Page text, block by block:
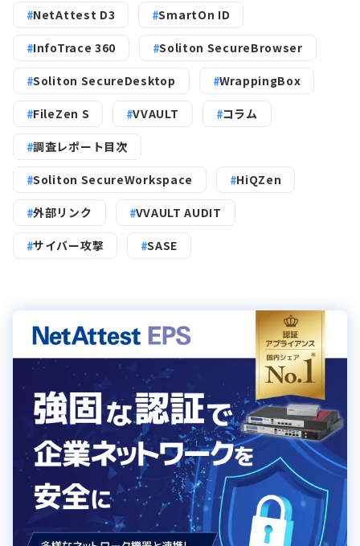
NetAttest D3 SmartOn ID
InfoTrace 360 Soliton SecureBrowser
Soliton SecureDesktop WrappingBox
FileZen S VVAULT コラム
調査レポート目次
Soliton SecureWorkspace HiQZen
外部リンク VVAULT AUDIT
サイバー攻撃 SASE